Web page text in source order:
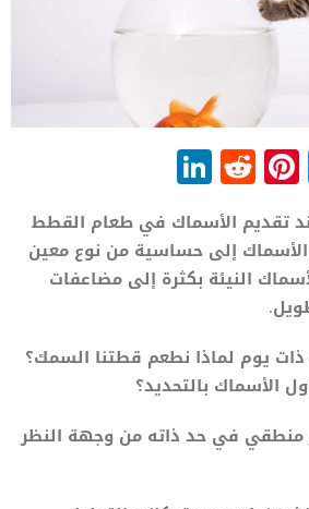
Twitter
Pinterest
Reddit
تقديم الأسماك في طعام القطط
إلى حساسية من نوع معين
النيئة بكثرة إلى مضاعفات
يوم لماذا نطعم قطتنا السمك؟
الأسماك بالتحديد؟
منطقي في حد ذاته من وجهة النظر